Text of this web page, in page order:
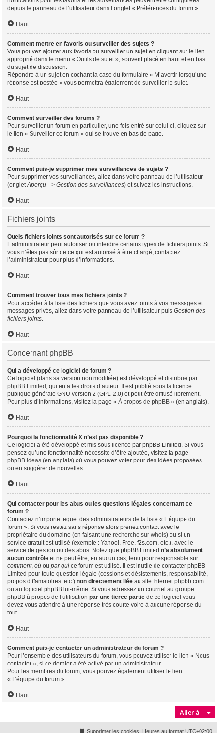
depuis le panneau de l’utilisateur dans l’onglet « Préférences du forum ».
Haut
Comment mettre en favoris ou surveiller des sujets ?
Vous pouvez ajouter aux favoris ou surveiller un sujet en cliquant sur le lien
approprié dans le menu « Outils de sujet », souvent placé en haut et en bas
du sujet de discussion.
Répondre à un sujet en cochant la case du formulaire « M’avertir lorsqu’une
réponse est postée » vous permettra également de surveiller le sujet.
Haut
Comment surveiller des forums ?
Pour surveiller un forum en particulier, une fois entré sur celui-ci, cliquez sur
le lien « Surveiller ce forum » qui se trouve en bas de page.
Haut
Comment puis-je supprimer mes surveillances de sujets ?
Pour supprimer vos surveillances, allez dans votre panneau de l’utilisateur
(ongletAperçu --> Gestion des surveillances) et suivez les instructions.
Haut
Fichiers joints
Quels fichiers joints sont autorisés sur ce forum ?
L’administrateur peut autoriser ou interdire certains types de fichiers joints. Si
vous n’êtes pas sûr de ce qui est autorisé à être chargé, contactez
l’administrateur pour plus d’informations.
Haut
Comment trouver tous mes fichiers joints ?
Pour accéder à la liste des fichiers que vous avez joints à vos messages et
messages privés, allez dans votre panneau de l’utilisateur puis Gestion des
fichiers joints.
Haut
Concernant phpBB
Qui a développé ce logiciel de forum ?
Ce logiciel (dans sa version non modifiée) est développé et distribué par
phpBB Limited , qui en a les droits d’auteur. Il est publié sous la licence
publique générale GNU version 2 (GPL-2.0) et peut être diffusé librement.
Pour plus d’informations, visitez la page « À propos de phpBB » (en anglais).
Haut
Pourquoi la fonctionnalité X n’est pas disponible ?
Ce logiciel a été développé et mis sous licence par phpBB Limited. Si vous
pensez qu’une fonctionnalité nécessite d’être ajoutée, visitez la page
phpBB Ideas (en anglais) où vous pouvez voter pour des idées proposées
ou en suggérer de nouvelles.
Haut
Qui contacter pour les abus ou les questions légales concernant ce
forum ?
Contactez n’importe lequel des administrateurs de la liste « L’équipe du
forum ». Si vous restez sans réponse alors prenez contact avec le
propriétaire du domaine (en faisant une recherche sur whois) ou si un
service gratuit est utilisé (exemple : Yahoo!, Free, f2s.com, etc.), avec le
service de gestion ou des abus. Notez que phpBB Limited n’a absolument
aucun contrôle et ne peut être, en aucun cas, tenu pour responsable sur
comment, où ou par qui ce forum est utilisé. Il est inutile de contacter phpBB
Limited pour toute question légale (cessions et désistements, responsabilité,
propos diffamatoires, etc.) non directement liée au site Internet phpbb.com
ou au logiciel phpBB lui-même. Si vous adressez un courriel au groupe
phpBB à propos de l’utilisation par une tierce partie de ce logiciel vous
devez vous attendre à une réponse très courte voire à aucune réponse du
tout.
Haut
Comment puis-je contacter un administrateur du forum ?
Pour l’ensemble des utilisateurs du forum, vous pouvez utiliser le lien « Nous
contacter », si ce dernier a été activé par un administrateur.
Pour les membres du forum, vous pouvez également utiliser le lien
« L’équipe du forum ».
Haut
Aller à
Heures au format UTC+02:00
Supprimer les cookies